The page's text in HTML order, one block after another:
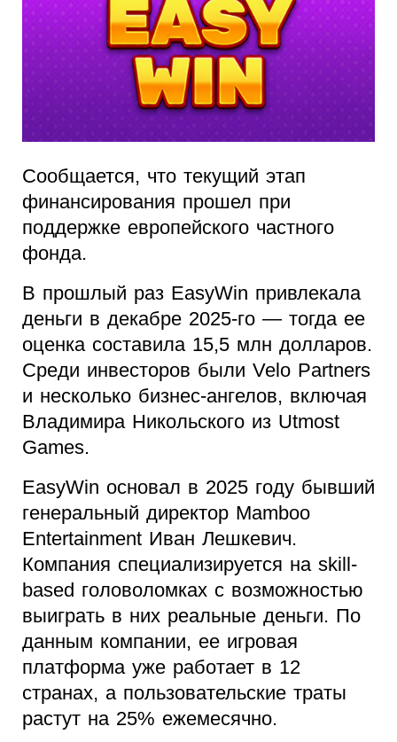
Сообщается, что текущий этап
финансирования прошел при
поддержке европейского частного
фонда.
В прошлый раз EasyWin привлекала
деньги в декабре 2025-го — тогда ее
оценка составила 15,5 млн долларов.
Среди инвесторов были Velo Partners
и несколько бизнес-ангелов, включая
Владимира Никольского из Utmost
Games.
EasyWin основал в 2025 году бывший
генеральный директор Mamboo
Entertainment Иван Лешкевич.
Компания специализируется на skill-
based головоломках с возможностью
выиграть в них реальные деньги. По
данным компании, ее игровая
платформа уже работает в 12
странах, а пользовательские траты
растут на 25% ежемесячно.